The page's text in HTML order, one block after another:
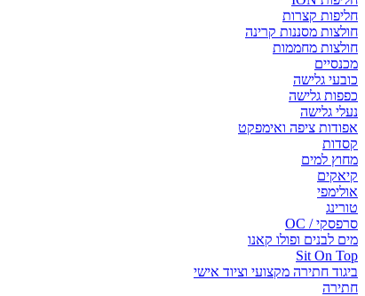
חליפות קצרות
חולצות מסננות קרינה
חולצות מחממות
מכנסיים
כובעי גלישה
כפפות גלישה
נעלי גלישה
אפודות ציפה ואימפקט
קסדות
מחוץ למים
קיאקים
אולימפי
טורינג
סרפסקי / OC
מים לבנים ופולו קאנו
Sit On Top
ביגוד חתירה מקצועי וציוד אישי
חתירה